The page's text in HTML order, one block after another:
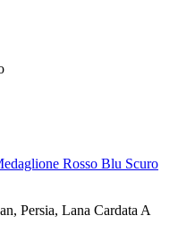
Rosso Blu Scuro